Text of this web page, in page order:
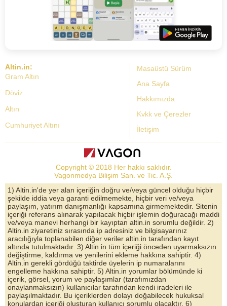
Masaüstü Sürüm
Ana Sayfa
Hakkımızda
Kvkk ve Çerezler
İletişim
Altin.in:
Gram Altın
Döviz
Altın
Cumhuriyet Altını
Dolar Kuru
Altın Yorumları
Döviz Kurları
Çeyrek Altın
Bitcoin
Euro/Dolar Parite
Sterlin
Döviz Arşivi
Copyright © 2018 Her hakkı saklıdır.
Vagonmedya Bilişim San. ve Tic. A.Ş.
1) Altin.in'de yer alan içeriğin doğru ve/veya güncel olduğu hiçbir
şekilde iddia veya garanti edilmemekte, hiçbir veri ve/veya
paylaşım, yatırım danışmanlığı kapsamına girmemektedir. Sitenin
içeriği referans alınarak yapılacak hiçbir işlemin doğuracağı maddi
ve/veya manevi herhangi bir kayıptan altin.in sorumlu değildir. 2)
Altin.in ziyaretiniz sırasında ip adresiniz ve bilgisayarınız
aracılığıyla toplanabilen diğer veriler altin.in tarafından kayıt
altında tutulmaktadır. 3) Altin.in tüm içeriği önceden uyarmaksızın
değiştirme, kaldırma ve yenilerini ekleme hakkına sahiptir. 4)
Altin.in gerekli gördüğü taktirde üyelerin ip numaralarını
engelleme hakkına sahiptir. 5) Altin.in yorumlar bölümünde ki
içerik, görsel, yorum ve paylaşımlar (tarafımızdan
onaylanmaksızın) kullanıcılar tarafından kendi iradeleri ile
paylaşılmaktadır. Bu içeriklerden dolayı doğabilecek hukuksal
konulardan içeriği oluşturan kullanıcı sorumlu olacaktır. 6)